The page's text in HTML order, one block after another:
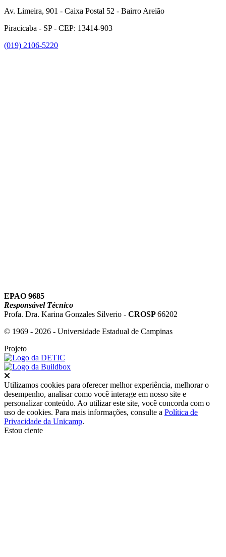
Av. Limeira, 901 - Caixa Postal 52 - Bairro Areião
Piracicaba - SP - CEP: 13414-903
(019) 2106-5220
EPAO 9685
Responsável Técnico
Profa. Dra. Karina Gonzales Silverio - CROSP66202
© 1969 - 2026 - Universidade Estadual de Campinas
Projeto
Utilizamos cookies para oferecer melhor experiência, melhorar o
desempenho, analisar como você interage em nosso site e
personalizar conteúdo. Ao utilizar este site, você concorda com o
uso de cookies. Para mais informações, consulte a Política de
Privacidade da Unicamp.
Estou ciente